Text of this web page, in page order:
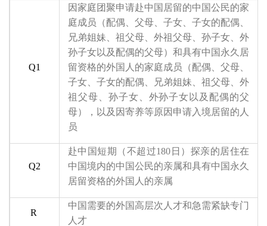
Q1
因家庭团聚申请赴中国居留的中国公民的家
庭成员
（配偶、父母、子女、子女的配偶、
兄弟姐妹、祖父母、外祖父母、孙子女、外
孙子女以及配偶的父母） 和具有中国永久居
留资格的外国人的家庭成员
（配偶、父母、
子女、子女的配偶、兄弟姐妹、祖父母、外
祖父母、孙子女、外孙子女以及配偶的父
母）
，以及因寄养等原因申请入境居留的人
员
Q2
赴中国短期 （不超过180日 ） 探亲的居住在
中国境内的中国公民的亲属和具有中国永久
居留资格的外国人的亲属
R
中国需要的外国高层次人才和急需紧缺专门
人才